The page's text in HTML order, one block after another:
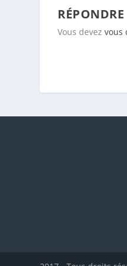
RÉPONDRE
Vous devezvous